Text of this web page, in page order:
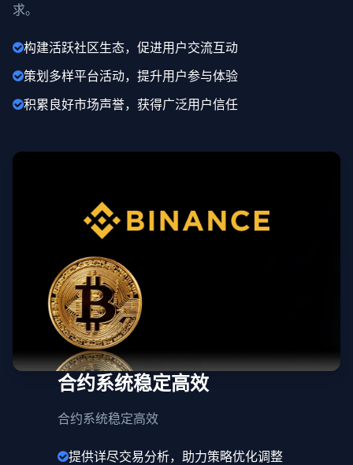
求。
构建活跃社区生态，促进用户交流互动
策划多样平台活动，提升用户参与体验
积累良好市场声誉，获得广泛用户信任
合约系统稳定高效
合约系统稳定高效
提供详尽交易分析，助力策略优化调整